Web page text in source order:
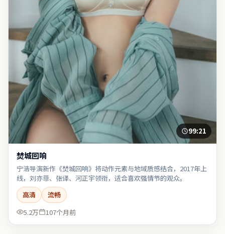
99:21
焚城回响
宁浩导演新作《焚城回响》将动作元素与地域质感结合，2017年上
线，刘亦菲、张译、河正宇领衔，适合喜欢强情节的观众。
高清
流畅
5.2万
107个月前